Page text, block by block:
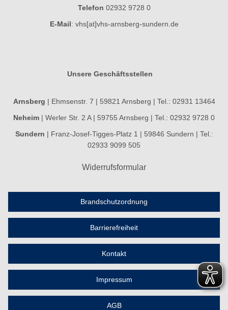
Telefon 02932 9728 0
E-Mail : vhs[at]vhs-arnsberg-sundern.de
Unsere Geschäftsstellen
Arnsberg | Ehmsenstr. 7 | 59821 Arnsberg | Tel.: 02931 13464
Neheim | Werler Str. 2 A | 59755 Arnsberg | Tel.: 02932 9728 0
Sundern
| Franz-Josef-Tigges-Platz 1 | 59846 Sundern | Tel.:
02933 9099 505
Widerrufsformular
Brandschutzordnung
Barrierefreiheit
Kontakt
Impressum
AGB